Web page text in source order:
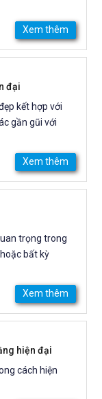
Xem thêm
đại
kết hợp với
gần gũi với
Xem thêm
trọng trong
bất kỳ
Xem thêm
hiện đại
cách hiện